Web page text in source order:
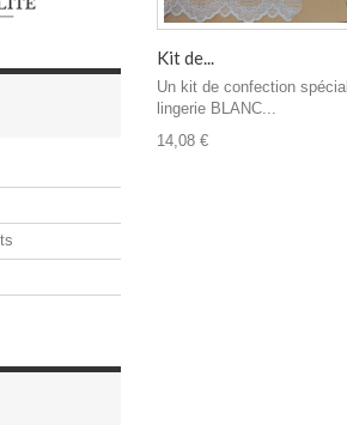
Kit de...
Un kit de confection spécial
lingerie BLANC...
14,08 €